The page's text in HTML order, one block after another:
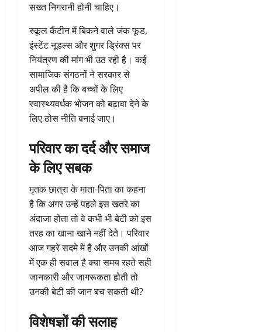
सख्त निगरानी होनी चाहिए।
स्कूल कैंटीन में बिकने वाले जंक फूड,
इंस्टेंट नूडल्स और शुगर ड्रिंक्स पर
नियंत्रण की मांग भी उठ रही है। कई
सामाजिक संगठनों ने सरकार से
अपील की है कि बच्चों के लिए
स्वास्थ्यवर्धक भोजन को बढ़ावा देने के
लिए ठोस नीति बनाई जाए।
परिवार का दर्द और समाज
के लिए सबक
मृतक छात्रा के माता-पिता का कहना
है कि अगर उन्हें पहले इस खतरे का
अंदाजा होता तो वे कभी भी बेटी को इस
तरह का खाना खाने नहीं देते। परिवार
आज गहरे सदमे में है और उनकी आंखों
में एक ही सवाल है क्या समय रहते सही
जानकारी और जागरूकता होती तो
उनकी बेटी की जान बच सकती थी?
विशेषज्ञों की सलाह